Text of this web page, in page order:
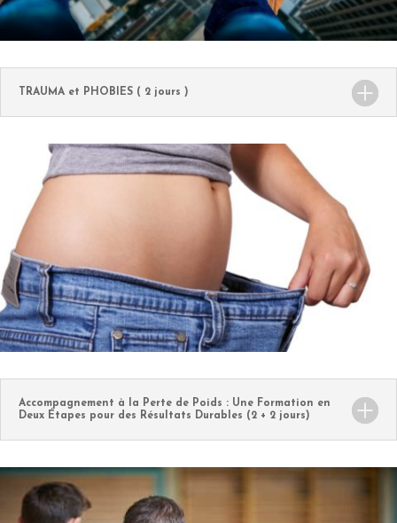
TRAUMA et PHOBIES ( 2 jours )
Accompagnement à la Perte de Poids : Une Formation en
Deux Étapes pour des Résultats Durables (2 + 2 jours)